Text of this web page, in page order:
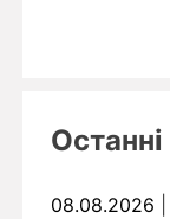
Останні
08.08.2026